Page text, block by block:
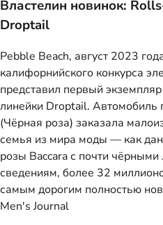
Властелин новинок:
Droptail
Pebble Beach, август 2023
калифорнийского конкурса
представил первый
линейки Droptail. Автомобиль
(Чёрная роза) заказала
семья из мира моды — как
розы Baccara с почти
сведениям, более 32
самым дорогим полностью
Men's Journal